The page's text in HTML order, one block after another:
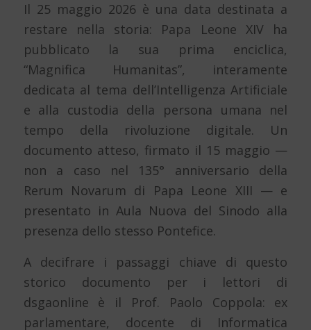
Il 25 maggio 2026 è una data destinata a
restare nella storia: Papa Leone XIV ha
pubblicato la sua prima enciclica,
“Magnifica Humanitas”, interamente
dedicata al tema dell’Intelligenza Artificiale
e alla custodia della persona umana nel
tempo della rivoluzione digitale. Un
documento atteso, firmato il 15 maggio —
non a caso nel 135° anniversario della
Rerum Novarum di Papa Leone XIII — e
presentato in Aula Nuova del Sinodo alla
presenza dello stesso Pontefice.
A decifrare i passaggi chiave di questo
storico documento per i lettori di
dsgaonline è il Prof. Paolo Coppola: ex
parlamentare, docente di Informatica